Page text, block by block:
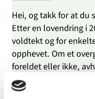
Hei, og takk for at du
Etter en lovendring i
voldtekt og for
opphevet. Om et
foreldet eller ikke,
strafferammen for
fornærmede på